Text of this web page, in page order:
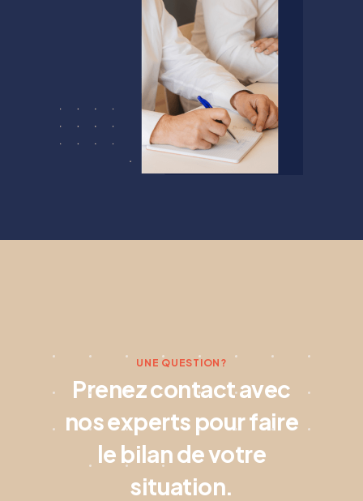
UNE QUESTION?
Prenez contact avec
nos experts pour faire
le bilan de votre
situation.